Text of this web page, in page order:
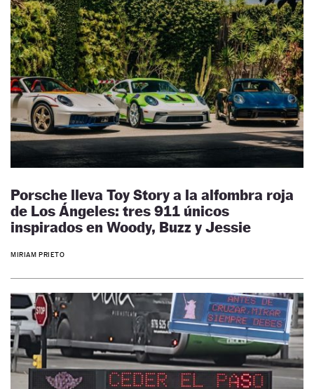
Porsche lleva Toy Story a la alfombra roja
de Los Ángeles: tres 911 únicos
inspirados en Woody, Buzz y Jessie
MIRIAM PRIETO